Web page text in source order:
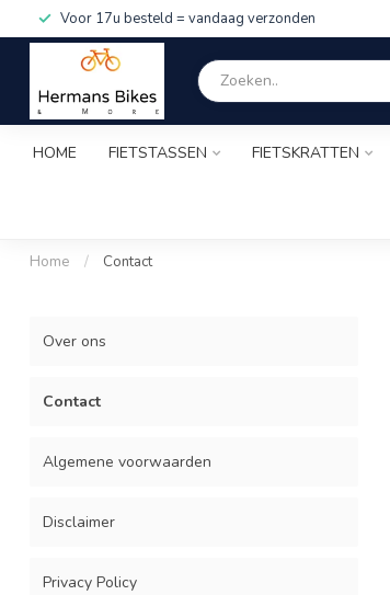
Voor 17u besteld = vandaag verzonden
HOME FIETSTASSEN FIETSKRATTEN
Home / Contact
Over ons
Contact
Algemene voorwaarden
Disclaimer
Privacy Policy